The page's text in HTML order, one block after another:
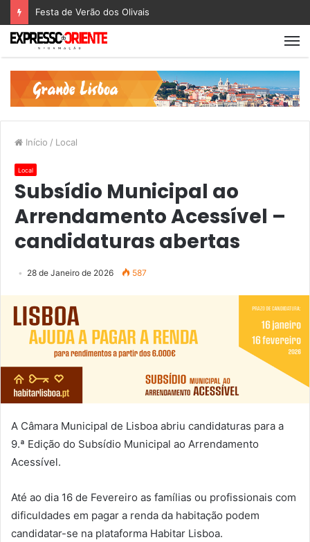
Festa de Verão dos Olivais
Início / Local
Local
Subsídio Municipal ao
Arrendamento Acessível –
candidaturas abertas
28 de Janeiro de 2026 587
A Câmara Municipal de Lisboa abriu candidaturas para a
9.ª Edição do Subsídio Municipal ao Arrendamento
Acessível.
Até ao dia 16 de Fevereiro as famílias ou profissionais com
dificuldades em pagar a renda da habitação podem
candidatar-se na plataforma Habitar Lisboa.